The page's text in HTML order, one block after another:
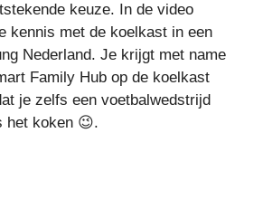
keuze. In de video
kennis met de koelkast in een
Nederland. Je krijgt met name
Family Hub op de koelkast
je zelfs een voetbalwedstrijd
het koken 😉.